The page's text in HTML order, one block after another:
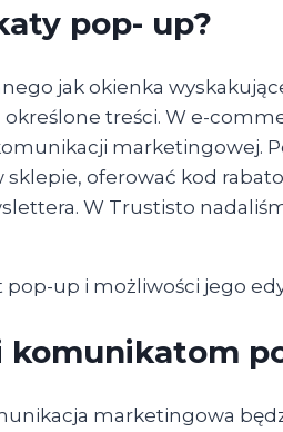
pop- up?
jak okienka
treści. W e-
marketingowej.
oferować kod
W Trustisto
up i możliwości jego
komunikatom
marketingowa